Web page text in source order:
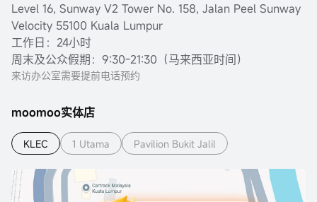
Level 16, Sunway V2 Tower No. 158, Jalan Peel Sunway
Velocity 55100 Kuala Lumpur
工作日：24小时
周末及公众假期：9:30-21:30（马来西亚时间）
来访办公室需要提前电话预约
moomoo实体店
KLEC 1 Utama Pavilion Bukit Jalil